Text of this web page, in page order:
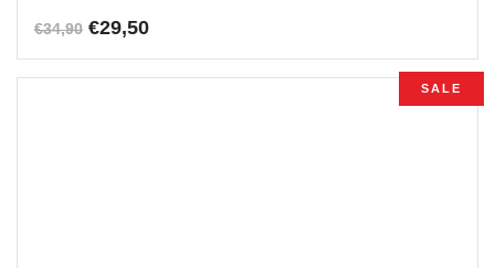
€34,90 Oorspronkelijke
was:
€29,50Huidige
is:
SALE